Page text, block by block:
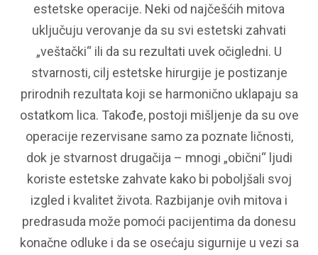
estetske operacije. Neki od najčešćih mitova
uključuju verovanje da su svi estetski zahvati
„veštački“ ili da su rezultati uvek očigledni. U
stvarnosti, cilj estetske hirurgije je postizanje
prirodnih rezultata koji se harmonično uklapaju sa
ostatkom lica. Takođe, postoji mišljenje da su ove
operacije rezervisane samo za poznate ličnosti,
dok je stvarnost drugačija – mnogi „obični“ ljudi
koriste estetske zahvate kako bi poboljšali svoj
izgled i kvalitet života. Razbijanje ovih mitova i
predrasuda može pomoći pacijentima da donesu
konačne odluke i da se osećaju sigurnije u vezi sa